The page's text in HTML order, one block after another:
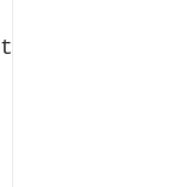
" /></td>